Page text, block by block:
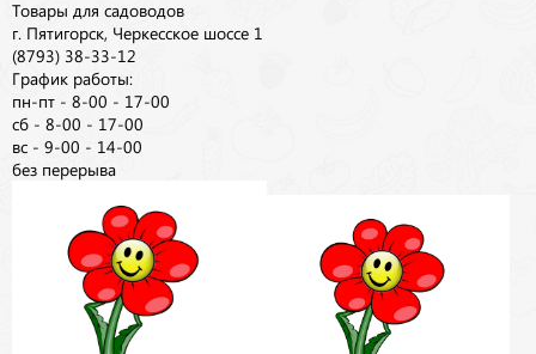
Товары для садоводов
г. Пятигорск, Черкесское шоссе 1
(8793) 38-33-12
График работы:
пн-пт - 8-00 - 17-00
сб - 8-00 - 17-00
вс - 9-00 - 14-00
без перерыва